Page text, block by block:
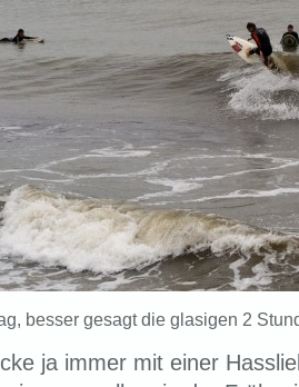
besser gesagt die glasigen 2
ja immer mit einer